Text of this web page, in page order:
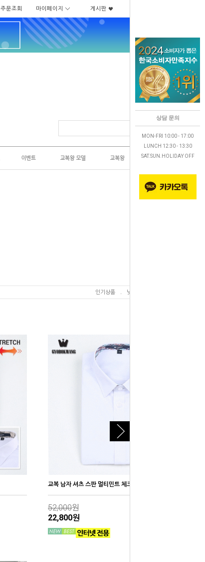
상담 문의
MON-FRI 10:00 - 17:00
LUNCH 12:30 - 13:30
SAT.SUN.HOLIDAY OFF
주문조회 마이페이지 게시판
인기상품 . 낮은가격
교복 남자 셔츠 스판 멀티민트 체크
52,000원
22,800원